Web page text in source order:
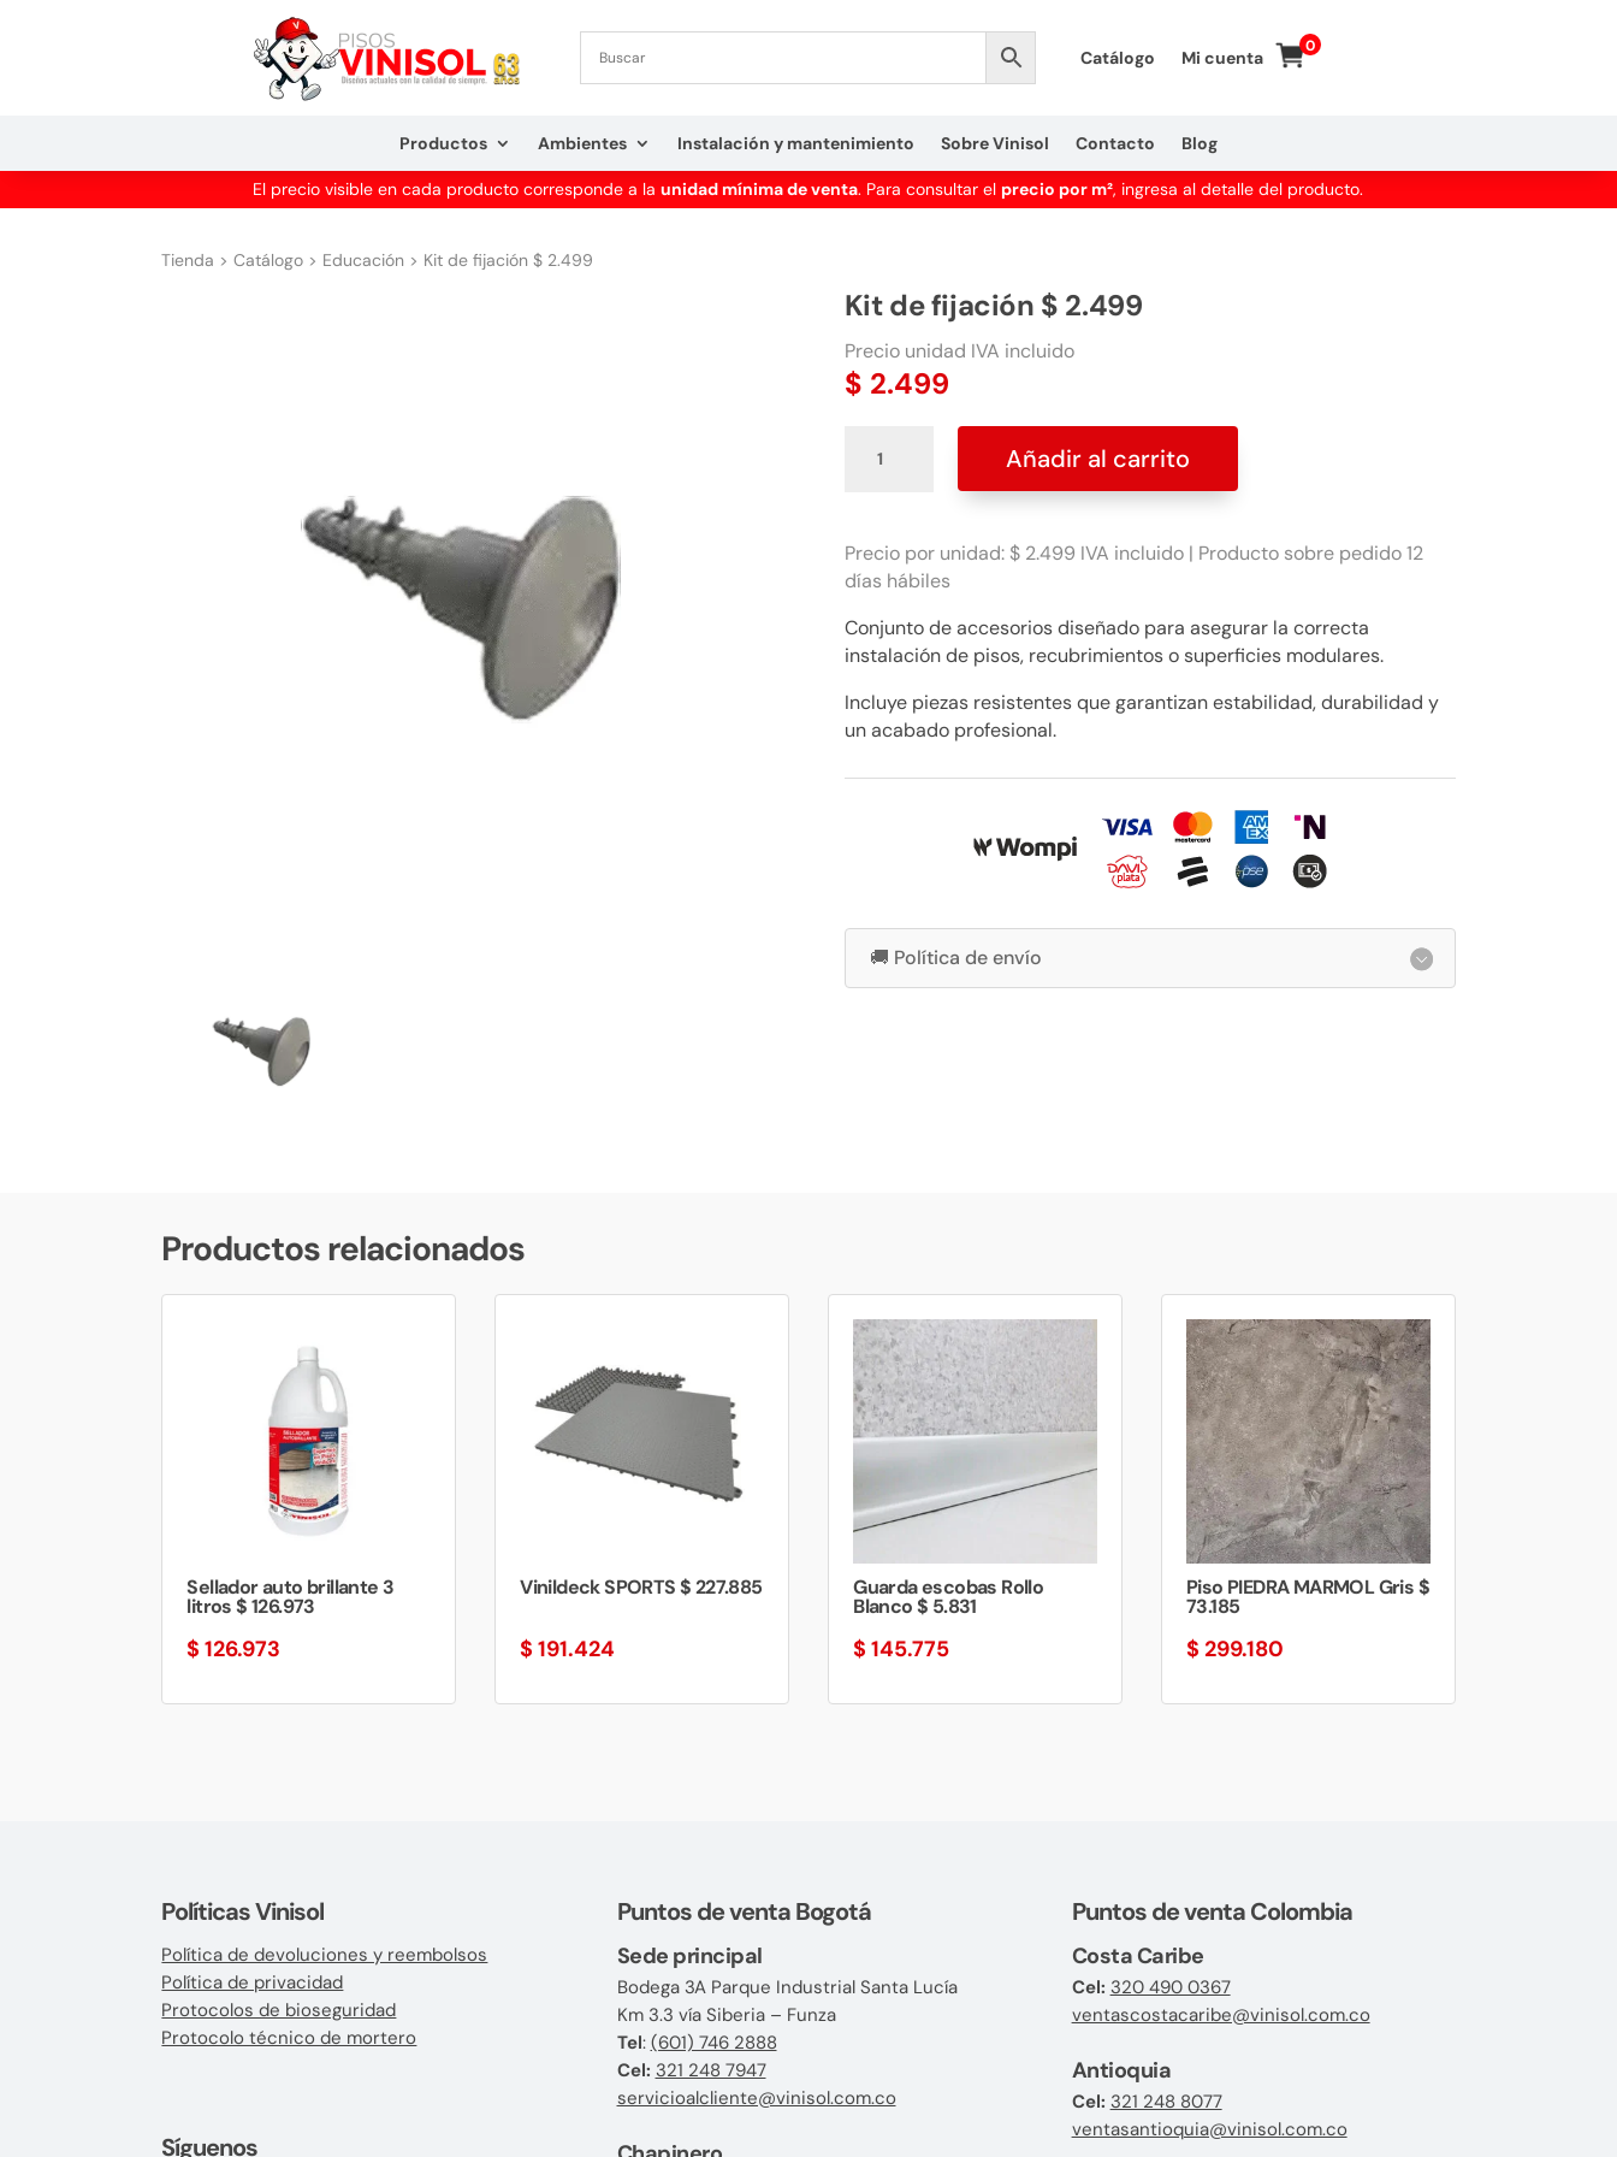
Catálogo Mi cuenta
0
Productos Ambientes Instalación y mantenimiento Sobre Vinisol Contacto Blog
El precio visible en cada producto corresponde a launidad mínima de venta. Para consultar el precio por m², ingresa al detalle del producto.
Tienda >Catálogo > Educación > Kit de fijación $ 2.499
Kit de fijación $ 2.499
Precio unidad IVA incluido
$ 2.499
2.499
cantidad
Añadir al carrito
Precio por unidad: $ 2.499 IVA incluido | Producto sobre pedido 12
días hábiles
Conjunto de accesorios diseñado para asegurar la correcta
instalación de pisos, recubrimientos o superficies modulares.
Incluye piezas resistentes que garantizan estabilidad, durabilidad y
un acabado profesional.
🚚 Política de envío
Productos relacionados
Sellador auto brillante 3
litros $ 126.973
$ 126.973
Vinildeck SPORTS $ 227.885
$ 191.424
Guarda escobas Rollo
Blanco $ 5.831
$ 145.775
Piso PIEDRA MARMOL Gris $
73.185
$ 299.180
Políticas Vinisol
Política de devoluciones y reembolsos
Política de privacidad
Protocolos de bioseguridad
Protocolo técnico de mortero
Síguenos
Puntos de venta Bogotá
Sede principal
Bodega 3A Parque Industrial Santa Lucía
Km 3.3 vía Siberia – Funza
Tel: (601) 746 2888
Cel: 321 248 7947
servicioalcliente@vinisol.com.co
Puntos de venta Colombia
Costa Caribe
Cel: 320 490 0367
ventascostacaribe@vinisol.com.co
Antioquia
Cel: 321 248 8077
ventasantioquia@vinisol.com.co